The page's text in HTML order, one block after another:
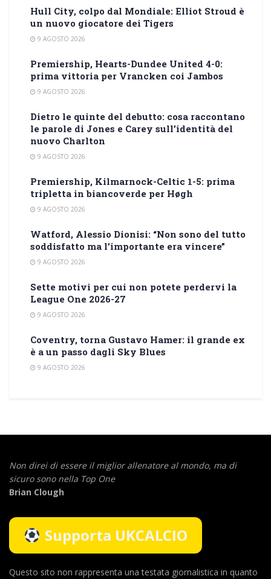
Hull City, colpo dal Mondiale: Elliot Stroud è
un nuovo giocatore dei Tigers
9 AGOSTO 2026
Premiership, Hearts-Dundee United 4-0:
prima vittoria per Vrancken coi Jambos
9 AGOSTO 2026
Dietro le quinte del debutto: cosa raccontano
le parole di Jones e Carey sull’identità del
nuovo Charlton
9 AGOSTO 2026
Premiership, Kilmarnock-Celtic 1-5: prima
tripletta in biancoverde per Høgh
9 AGOSTO 2026
Watford, Alessio Dionisi: “Non sono del tutto
soddisfatto ma l’importante era vincere”
9 AGOSTO 2026
Sette motivi per cui non potete perdervi la
League One 2026-27
9 AGOSTO 2026
Coventry, torna Gustavo Hamer: il grande ex
è a un passo dagli Sky Blues
9 AGOSTO 2026
Non direi di essere il miglior allenatore al mondo, ma di
sicuro sono nella Top One
Brian Clough
Supporta UKCALCIO
Questo sito non rappresenta una testata giornalistica in quanto